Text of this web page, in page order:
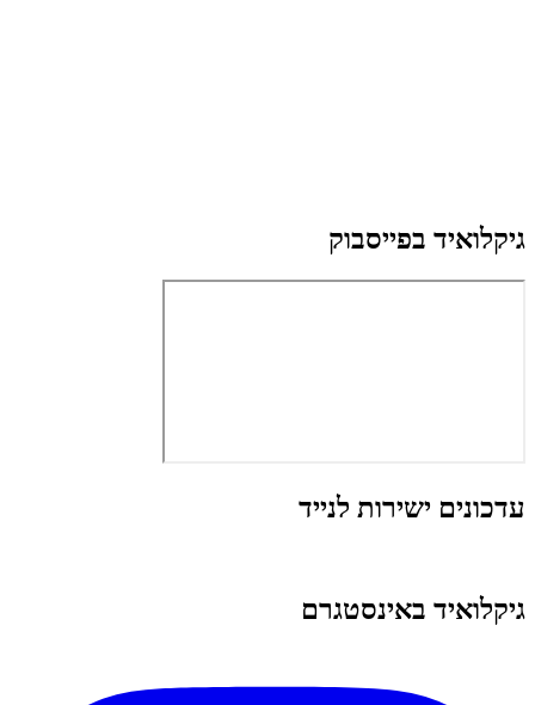
גיקלואיד בפייסבוק
עדכונים ישירות לנייד
גיקלואיד באינסטגרם